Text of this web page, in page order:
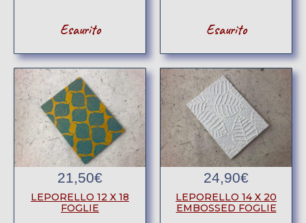
Esaurito Esaurito
21,50€
LEPORELLO 12 X 18
FOGLIE
24,90€
LEPORELLO 14 X 20
EMBOSSED FOGLIE